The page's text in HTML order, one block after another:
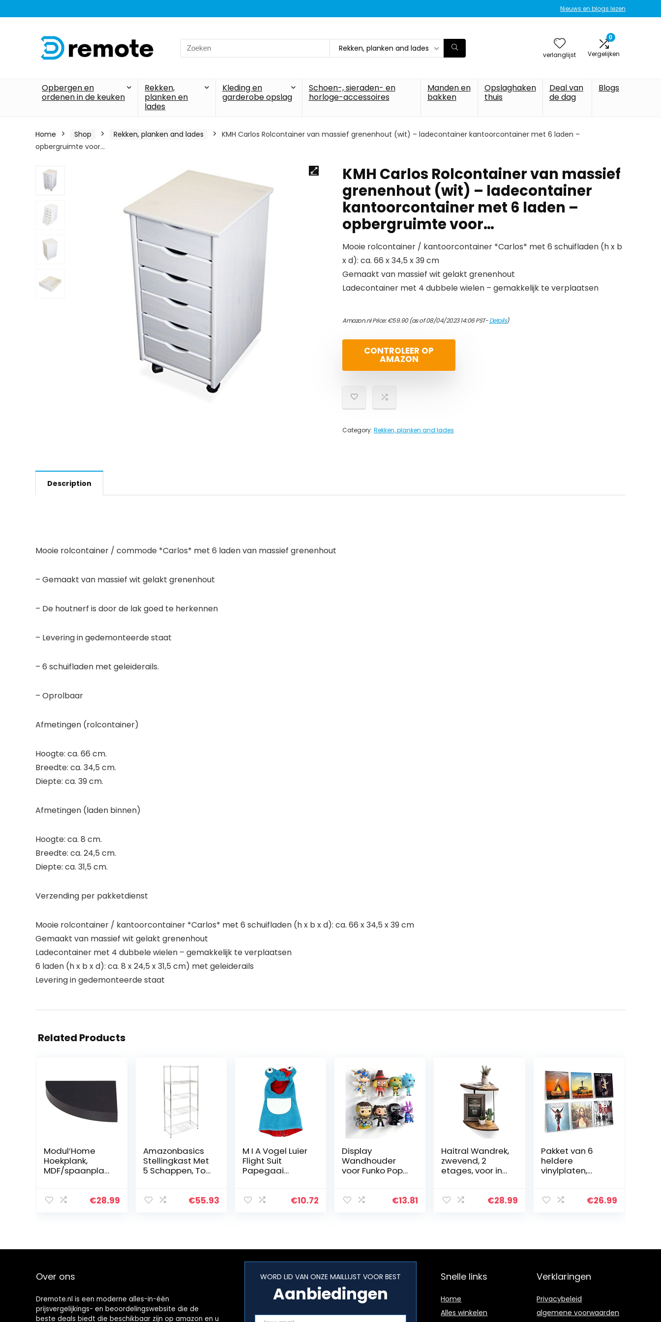
Nieuws en blogs lezen
Search
for:
Rekken, planken and lades
verlanglijst
0
Vergelijken
Opbergen en
ordenen in de keuken
Rekken,
planken en
lades
Kleding en
garderobe opslag
Schoen-, sieraden- en
horloge-accessoires
Manden en
bakken
Opslaghaken
thuis
Deal van
de dag
Blogs
Home Shop Rekken, planken and lades
KMH Carlos Rolcontainer van massief grenenhout (wit) – ladecontainer kantoorcontainer met 6 laden –
opbergruimte voor…
KMH Carlos Rolcontainer van massief
grenenhout (wit) – ladecontainer
kantoorcontainer met 6 laden –
opbergruimte voor…
Mooie rolcontainer / kantoorcontainer *Carlos* met 6 schuifladen (h x b
x d): ca. 66 x 34,5 x 39 cm
Gemaakt van massief wit gelakt grenenhout
Ladecontainer met 4 dubbele wielen – gemakkelijk te verplaatsen
Amazon.nl Price:€59.90(as of 08/04/2023 14:06 PST-Details)
CONTROLEER OP
AMAZON
Category: Rekken, planken and lades
Description
Mooie rolcontainer / commode *Carlos* met 6 laden van massief grenenhout
– Gemaakt van massief wit gelakt grenenhout
– De houtnerf is door de lak goed te herkennen
– Levering in gedemonteerde staat
– 6 schuifladen met geleiderails.
– Oprolbaar
Afmetingen (rolcontainer)
Hoogte: ca. 66 cm.
Breedte: ca. 34,5 cm.
Diepte: ca. 39 cm.
Afmetingen (laden binnen)
Hoogte: ca. 8 cm.
Breedte: ca. 24,5 cm.
Diepte: ca. 31,5 cm.
Verzending per pakketdienst
Mooie rolcontainer / kantoorcontainer *Carlos* met 6 schuifladen (h x b x d): ca. 66 x 34,5 x 39 cm
Gemaakt van massief wit gelakt grenenhout
Ladecontainer met 4 dubbele wielen – gemakkelijk te verplaatsen
6 laden (h x b x d): ca. 8 x 24,5 x 31,5 cm) met geleiderails
Levering in gedemonteerde staat
Related Products
Modul’Home
Hoekplank,
MDF/spaanplaa
€28.99
Amazonbasics
Stellingkast Met
5 Schappen, Tot
€55.93
M I A Vogel Luier
Flight Suit
Papegaai
Dieren Kleding
€10.72
Display
Wandhouder
voor Funko Pop
€13.81
Haitral Wandrek,
zwevend, 2
etages, voor in
woonkamer,
€28.99
Pakket van 6
heldere
vinylplaten,
g, acryl
in…
€26.99
Over ons
Dremote.nl is een moderne alles-in-één
prijsvergelijkings- en beoordelingswebsite die de
beste deals biedt die beschikbaar zijn op amazon en u
WORD LID VAN ONZE MAILLIJST VOOR BEST
Aanbiedingen
Snelle links
Home
Alles winkelen
Verklaringen
Privacybeleid
algemene voorwaarden